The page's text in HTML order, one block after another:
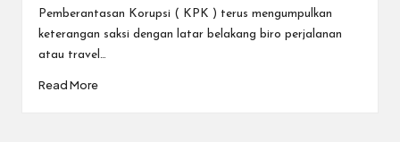
Pemberantasan Korupsi ( KPK ) terus mengumpulkan
keterangan saksi dengan latar belakang biro perjalanan
atau travel…
Read More